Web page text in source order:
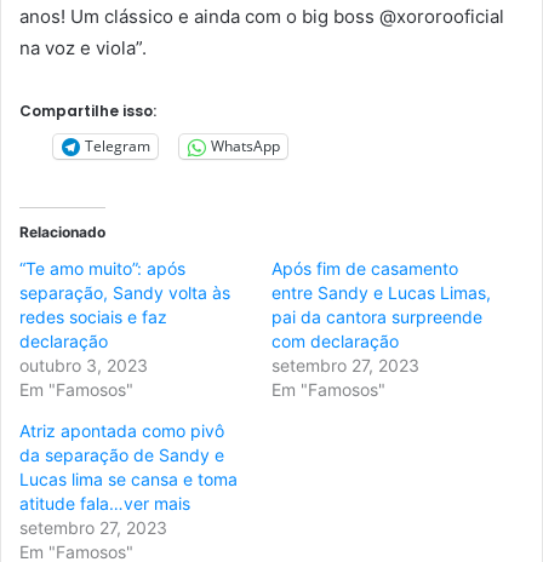
anos! Um clássico e ainda com o big boss @xororooficial
na voz e viola”.
Compartilhe isso:
Telegram
WhatsApp
Relacionado
“Te amo muito”: após
separação, Sandy volta às
redes sociais e faz
declaração
outubro 3, 2023
Em "Famosos"
Após fim de casamento
entre Sandy e Lucas Limas,
pai da cantora surpreende
com declaração
setembro 27, 2023
Em "Famosos"
Atriz apontada como pivô
da separação de Sandy e
Lucas lima se cansa e toma
atitude fala…ver mais
setembro 27, 2023
Em "Famosos"